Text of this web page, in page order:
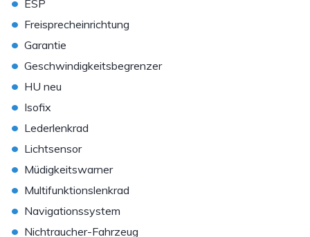
ESP
• Freisprecheinrichtung
• Garantie
• Geschwindigkeitsbegrenzer
• HU neu
• Isofix
• Lederlenkrad
• Lichtsensor
• Müdigkeitswarner
• Multifunktionslenkrad
• Navigationssystem
• Nichtraucher-Fahrzeug